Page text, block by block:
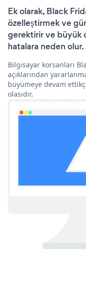
Ek olarak, Black
özelleştirmek ve
gerektirir ve büyük
hatalara neden olur.
Bilgisayar korsanları
açıklarından
büyümeye devam
olasıdır.